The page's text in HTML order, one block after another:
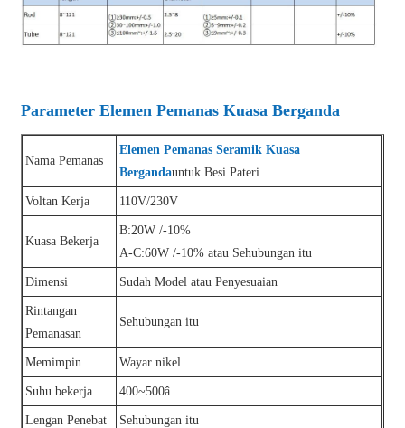
Parameter Elemen Pemanas Kuasa Berganda
Nama Pemanas
Elemen Pemanas Seramik Kuasa
Bergandauntuk Besi Pateri
Voltan Kerja 110V/230V
Kuasa Bekerja
B:20W /-10%
A-C:60W /-10% atau Sehubungan itu
Dimensi Sudah Model atau Penyesuaian
Rintangan
Pemanasan
Sehubungan itu
Memimpin Wayar nikel
Suhu bekerja 400~500â
Lengan Penebat Sehubungan itu